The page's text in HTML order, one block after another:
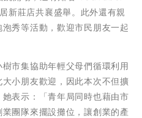
新莊店共襄盛舉。此外還有親
秀等活動，歡迎市民朋友一起
市集協助年輕父母們循環利用
小朋友歡迎，因此本次不但擴
表示：「青年局同時也藉由市
團隊來擺設攤位，讓創業的產